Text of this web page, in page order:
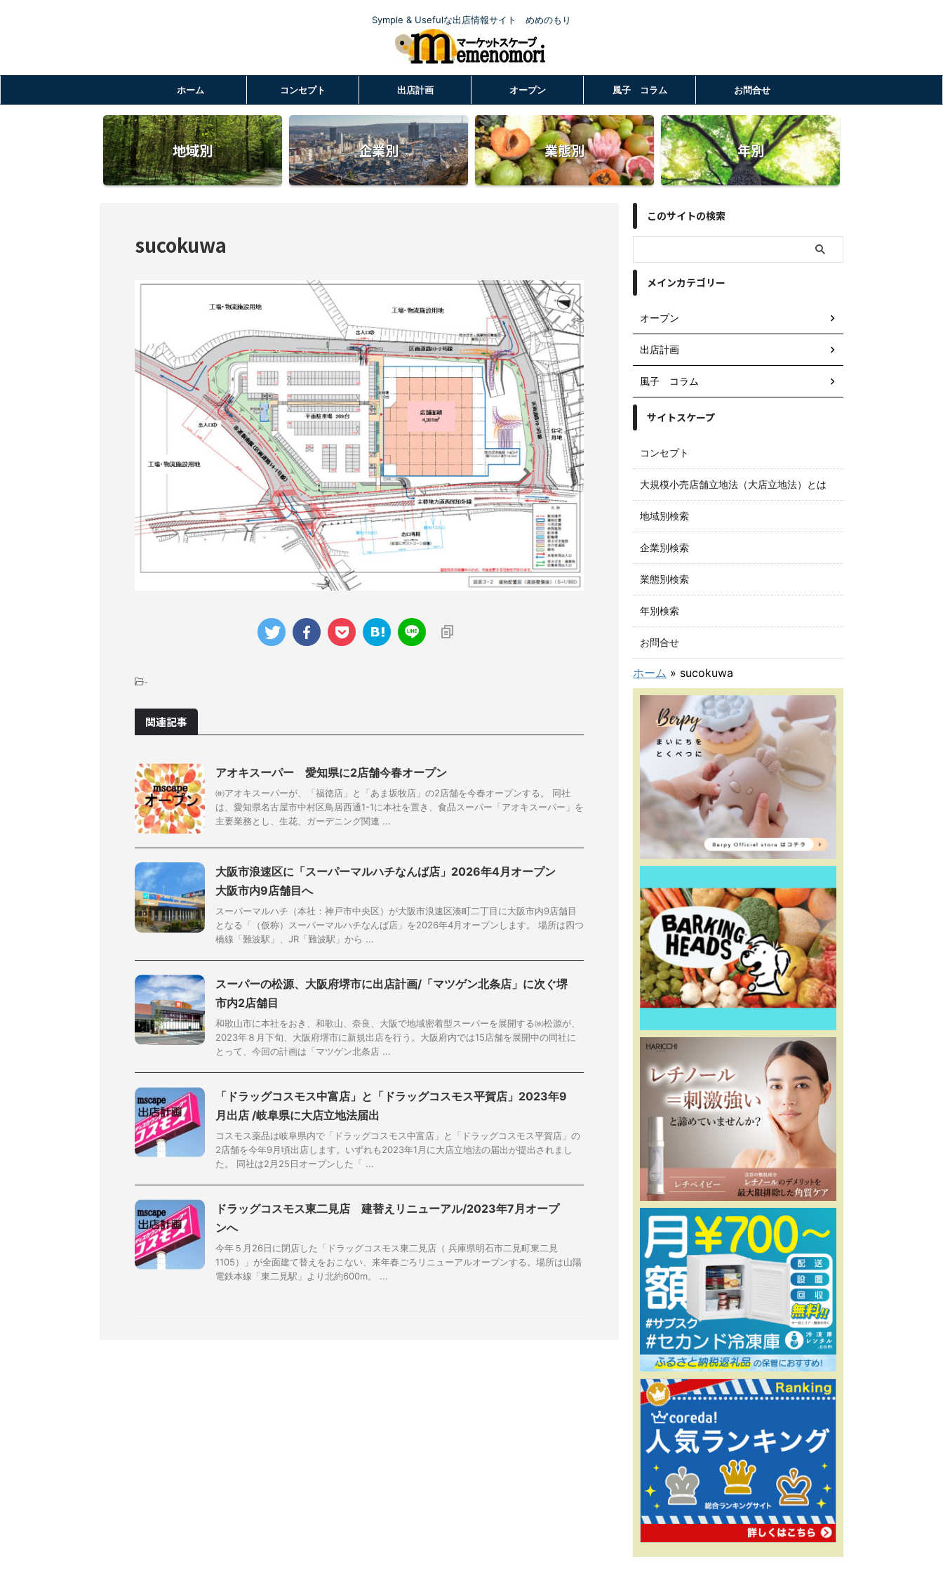
Symple & Usefulな出店情報サイト めめのもり
ホーム コンセプト 出店計画 オープン 風子 コラム お問合せ
地域別 企業別 業態別 年別
sucokuwa
-
関連記事
アオキスーパー 愛知県に2店舗今春オープン
㈱アオキスーパーが、「福徳店」と「あま坂牧店」の2店舗を今春オープンする。 同社
は、愛知県名古屋市中村区鳥居西通1-1に本社を置き、食品スーパー「アオキスーパー」を
主要業務とし、生花、ガーデニング関連 ...
大阪市浪速区に「スーパーマルハチなんば店」2026年4月オープン
大阪市内9店舗目へ
スーパーマルハチ（本社：神戸市中央区）が大阪市浪速区湊町二丁目に大阪市内9店舗目
となる「（仮称）スーパーマルハチなんば店」を2026年4月オープンします。 場所は四つ
橋線「難波駅」、JR「難波駅」から ...
スーパーの松源、大阪府堺市に出店計画/「マツゲン北条店」に次ぐ堺
市内2店舗目
和歌山市に本社をおき、和歌山、奈良、大阪で地域密着型スーパーを展開する㈱松源が、
2023年８月下旬、大阪府堺市に新規出店を行う。大阪府内では15店舗を展開中の同社に
とって、今回の計画は「マツゲン北条店 ...
「ドラッグコスモス中富店」と「ドラッグコスモス平賀店」2023年9
月出店 /岐阜県に大店立地法届出
コスモス薬品は岐阜県内で「ドラッグコスモス中富店」と「ドラッグコスモス平賀店」の
2店舗を今年9月頃出店します。いずれも2023年1月に大店立地法の届出が提出されまし
た。 同社は2月25日オープンした「 ...
ドラッグコスモス東二見店 建替えリニューアル/2023年7月オープ
ンへ
今年５月26日に閉店した「ドラッグコスモス東二見店（ 兵庫県明石市二見町東二見
1105）」が全面建て替えをおこない、来年春ごろリニューアルオープンする。場所は山陽
電鉄本線「東二見駅」より北約600m。 ...
このサイトの検索
メインカテゴリー
オープン
出店計画
風子 コラム
サイトスケープ
コンセプト
大規模小売店舗立地法（大店立地法）とは
地域別検索
企業別検索
業態別検索
年別検索
お問合せ
ホーム » sucokuwa